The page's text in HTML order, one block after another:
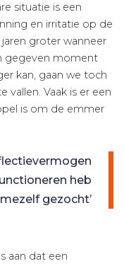
situatie is een
en irritatie op de
groter wanneer
gegeven moment
kan, gaan we toch
Vaak is er een
is om de emmer
heb
gezocht’
aan dat een